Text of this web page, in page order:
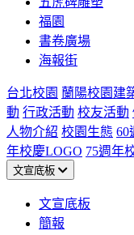
福園
書卷廣場
海報街
台北校園 蘭陽校園建
動 行政活動 校友活動
人物介紹 校園生態 60
年校慶LOGO 75週年
文宣底板
文宣底板
簡報